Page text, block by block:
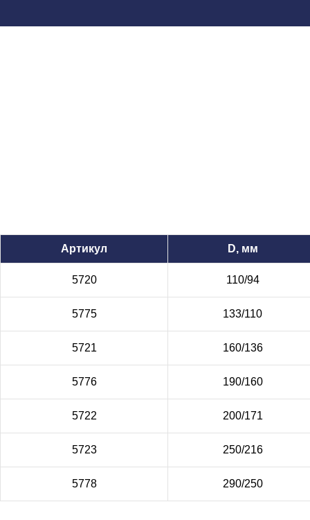
Артикул D, мм
5720 110/94
5775 133/110
5721 160/136
5776 190/160
5722 200/171
5723 250/216
5778 290/250